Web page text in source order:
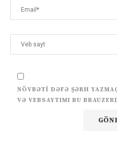
NÖVBƏTI DƏFƏ ŞƏRH
VƏ VEBSAYTIMI BU